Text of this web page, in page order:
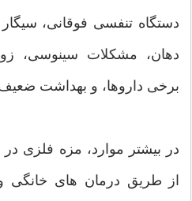
دستگاه تنفسی فوقانی،
دهان، مشکلات سینوسی،
برخی داروها، و بهداشت
در بیشتر موارد، مزه فلزی
از طریق درمان های خانگی